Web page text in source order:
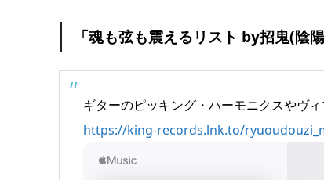
「魂も弦も震えるリスト by招鬼(陰陽
ギターのピッキング・ハーモニクスやヴィ
https://king-records.lnk.to/